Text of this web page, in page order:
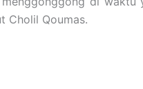
Cholil Qoumas.